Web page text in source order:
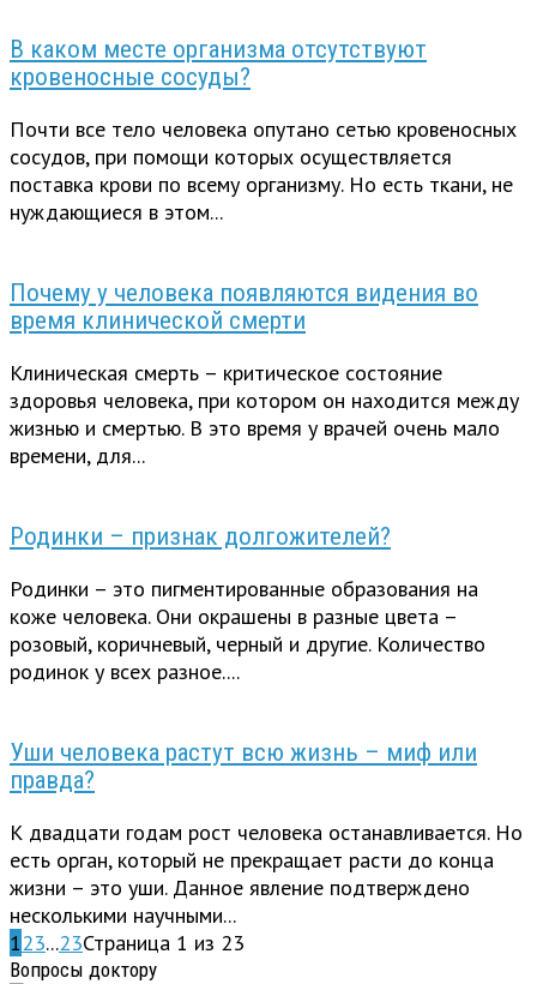
В каком месте организма отсутствуют
кровеносные сосуды?
Почти все тело человека опутано сетью кровеносных
сосудов, при помощи которых осуществляется
поставка крови по всему организму. Но есть ткани, не
нуждающиеся в этом...
Почему у человека появляются видения во
время клинической смерти
Клиническая смерть – критическое состояние
здоровья человека, при котором он находится между
жизнью и смертью. В это время у врачей очень мало
времени, для...
Родинки – признак долгожителей?
Родинки – это пигментированные образования на
коже человека. Они окрашены в разные цвета –
розовый, коричневый, черный и другие. Количество
родинок у всех разное....
Уши человека растут всю жизнь – миф или
правда?
К двадцати годам рост человека останавливается. Но
есть орган, который не прекращает расти до конца
жизни – это уши. Данное явление подтверждено
несколькими научными...
123...23Страница 1 из 23
Вопросы доктору